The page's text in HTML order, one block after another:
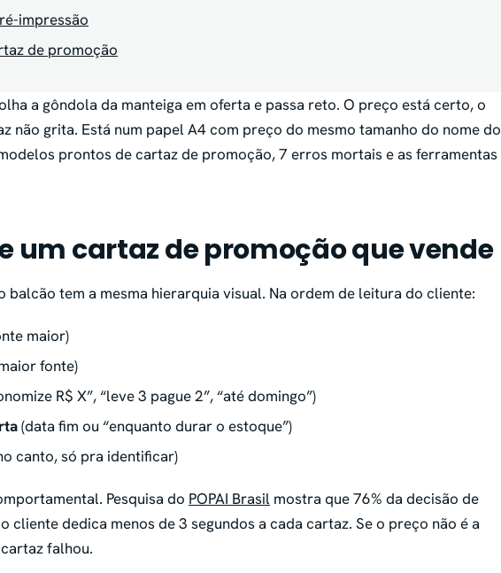
impressão
de promoção
a gôndola da manteiga em oferta e passa reto. O preço está certo, o
não grita. Está num papel A4 com preço do mesmo tamanho do nome do
prontos de cartaz de promoção, 7 erros mortais e as ferramentas
um cartaz de promoção que vende
balcão tem a mesma hierarquia visual. Na ordem de leitura do cliente:
maior)
fonte)
R$ X”, “leve 3 pague 2”, “até domingo”)
(data fim ou “enquanto durar o estoque”)
canto, só pra identificar)
Pesquisa do POPAI Brasil mostra que 76% da decisão de
cliente dedica menos de 3 segundos a cada cartaz. Se o preço não é a
falhou.